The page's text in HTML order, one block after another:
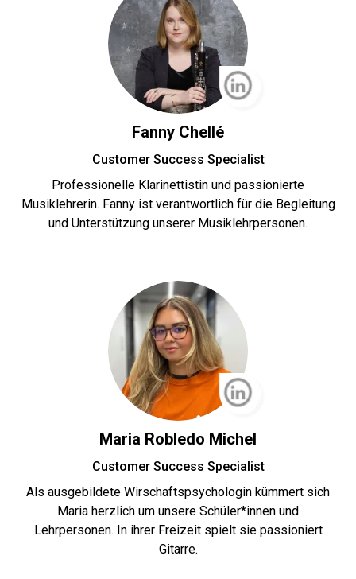
Fanny Chellé
Customer Success Specialist
Professionelle Klarinettistin und passionierte
Musiklehrerin. Fanny ist verantwortlich für die Begleitung
und Unterstützung unserer Musiklehrpersonen.
Maria Robledo Michel
Customer Success Specialist
Als ausgebildete Wirschaftspsychologin kümmert sich
Maria herzlich um unsere Schüler*innen und
Lehrpersonen. In ihrer Freizeit spielt sie passioniert
Gitarre.